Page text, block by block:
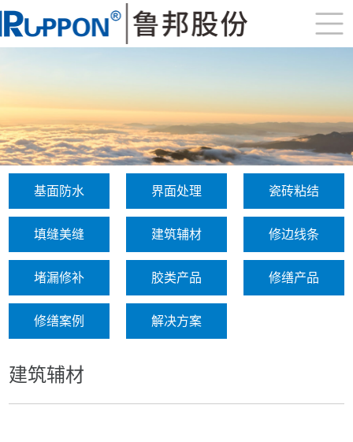
基面防水 界面处理 瓷砖粘结
填缝美缝 建筑辅材 修边线条
堵漏修补 胶类产品 修缮产品
修缮案例 解决方案
建筑辅材